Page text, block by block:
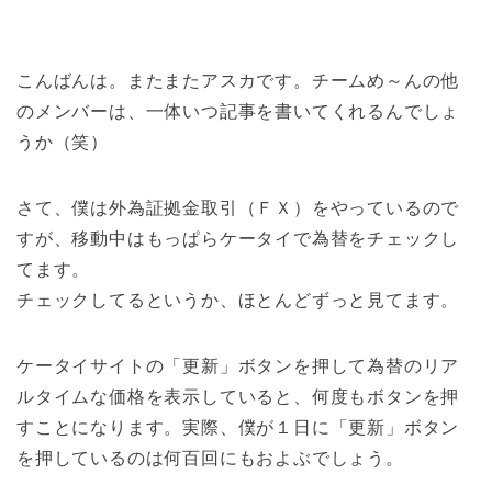
こんばんは。またまたアスカです。チームめ～んの他
のメンバーは、一体いつ記事を書いてくれるんでしょ
うか（笑）
さて、僕は外為証拠金取引（ＦＸ）をやっているので
すが、移動中はもっぱらケータイで為替をチェックし
てます。
チェックしてるというか、ほとんどずっと見てます。
ケータイサイトの「更新」ボタンを押して為替のリア
ルタイムな価格を表示していると、何度もボタンを押
すことになります。実際、僕が１日に「更新」ボタン
を押しているのは何百回にもおよぶでしょう。